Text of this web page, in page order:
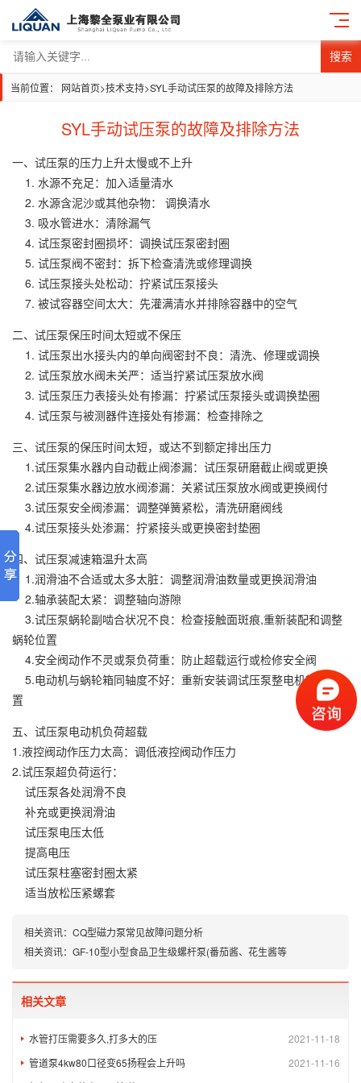
搜索
当前位置： 网站首页>技术支持>SYL手动试压泵的故障及排除方法
SYL手动试压泵的故障及排除方法
一、试压泵的压力上升太慢或不上升
1. 水源不充足：加入适量清水
2. 水源含泥沙或其他杂物： 调换清水
3. 吸水管进水：清除漏气
4. 试压泵密封圈损坏：调换试压泵密封圈
5. 试压泵阀不密封：拆下检查清洗或修理调换
6. 试压泵接头处松动：拧紧试压泵接头
7. 被试容器空间太大：先灌满清水并排除容器中的空气
二、试压泵保压时间太短或不保压
1. 试压泵出水接头内的单向阀密封不良：清洗、修理或调换
2. 试压泵放水阀未关严：适当拧紧试压泵放水阀
3. 试压泵压力表接头处有掺漏：拧紧试压泵接头或调换垫圈
4. 试压泵与被测器件连接处有掺漏：检查排除之
三、试压泵的保压时间太短，或达不到额定排出压力
1.试压泵集水器内自动截止阀渗漏：试压泵研磨截止阀或更换
2.试压泵集水器边放水阀渗漏：关紧试压泵放水阀或更换阀付
3.试压泵安全阀渗漏：调整弹簧紧松，清洗研磨阀线
4.试压泵接头处渗漏：拧紧接头或更换密封垫圈
四、试压泵减速箱温升太高
1.润滑油不合适或太多太脏：调整润滑油数量或更换润滑油
2.轴承装配太紧：调整轴向游隙
3.试压泵蜗轮副啮合状况不良：检查接触面斑痕,重新装配和调整
蜗轮位置
4.安全阀动作不灵或泵负荷重：防止超载运行或检修安全阀
5.电动机与蜗轮箱同轴度不好：重新安装调试压泵整电机轴线位
置
五、试压泵电动机负荷超载
1.液控阀动作压力太高：调低液控阀动作压力
2.试压泵超负荷运行：
试压泵各处润滑不良
补充或更换润滑油
试压泵电压太低
提高电压
试压泵柱塞密封圈太紧
适当放松压紧螺套
相关资讯： CQ型磁力泵常见故障问题分析
相关资讯： GF-10型小型食品卫生级螺杆泵(番茄酱、花生酱等
相关文章
2021-11-18
水管打压需要多久,打多大的压
2021-11-16
管道泵4kw80口径变65扬程会上升吗